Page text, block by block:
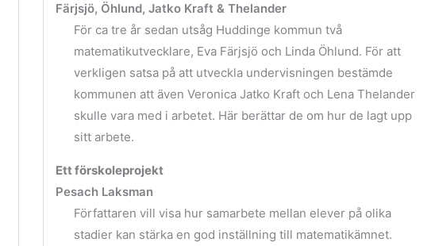
Färjsjö, Öhlund, Jatko Kraft & Thelander
För ca tre år sedan utsåg Huddinge kommun två
matematikutvecklare, Eva Färjsjö och Linda Öhlund. För att
verkligen satsa på att utveckla undervisningen bestämde
kommunen att även Veronica Jatko Kraft och Lena Thelander
skulle vara med i arbetet. Här berättar de om hur de lagt upp
sitt arbete.
Ett förskoleprojekt
Pesach Laksman
Författaren vill visa hur samarbete mellan elever på olika
stadier kan stärka en god inställning till matematikämnet.